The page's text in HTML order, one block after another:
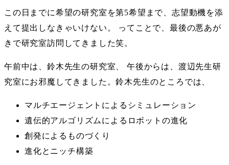
この日までに希望の研究室を第5希望まで、志望動機を添
えて提出しなきゃいけない。 ってことで、最後の悪あが
きで研究室訪問してきました笑。
午前中は、鈴木先生の研究室、 午後からは、渡辺先生研
究室にお邪魔してきました。鈴木先生のところでは、
マルチエージェントによるシミュレーション
遺伝的アルゴリズムによるロボットの進化
創発によるものづくり
進化とニッチ構築